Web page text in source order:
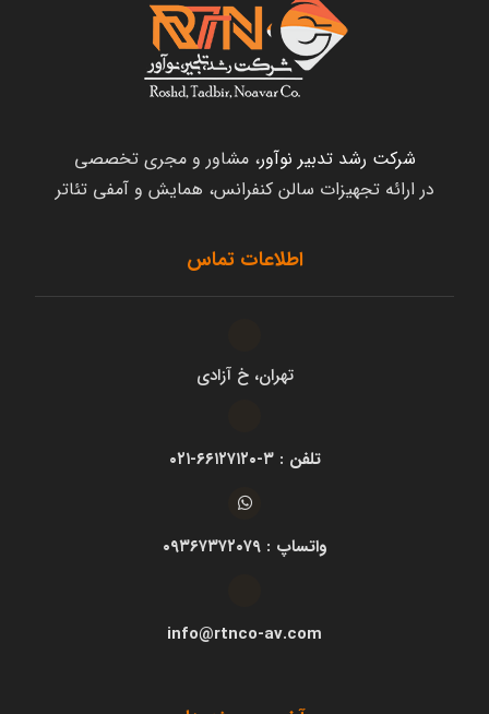
شرکت رشد تدبیر نوآور، مشاور و مجری تخصصی
در ارائه تجهیزات سالن کنفرانس، همایش و آمفی تئاتر
اطلاعات تماس
تهران، خ آزادی
تلفن : ۳-۶۶۱۲۷۱۲۰-۰۲۱
واتساپ : ۰۹۳۶۷۳۷۲۰۷۹
info@rtnco-av.com